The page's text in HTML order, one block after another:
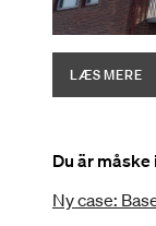
LÆS MERE
Du är
Ny case: